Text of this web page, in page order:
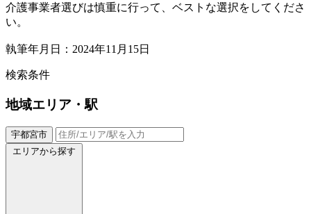
介護事業者選びは慎重に行って、ベストな選択をしてくださ
い。
執筆年月日：2024年11月15日
検索条件
地域エリア・駅
宇都宮市
エリアから探す